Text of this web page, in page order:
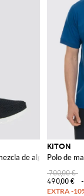
de algodón
KITON
Polo de
700,00 €
490,00 €